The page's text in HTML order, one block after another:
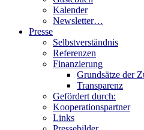
Kalender
Newsletter…
Presse
Selbstverständnis
Referenzen
Finanzierung
Grundsätze der
Transparenz
Gefördert durch:
Kooperationspartner
Links